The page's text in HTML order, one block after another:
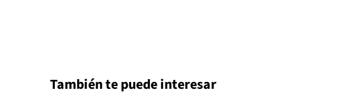
También te puede interesar